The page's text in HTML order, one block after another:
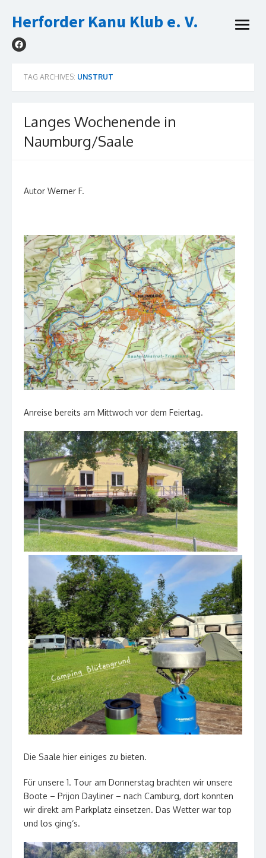
to
Herforder Kanu Klub e. V.
open
TAG ARCHIVES: UNSTRUT
Langes Wochenende in
Naumburg/Saale
Autor Werner F.
Anreise bereits am Mittwoch vor dem Feiertag.
Die Saale hier einiges zu bieten.
Für unsere 1. Tour am Donnerstag brachten wir unsere
Boote – Prijon Dayliner – nach Camburg, dort konnten
wir direkt am Parkplatz einsetzen. Das Wetter war top
und los ging‘s.